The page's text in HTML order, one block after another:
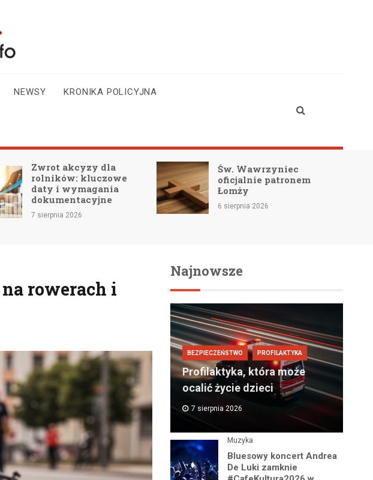
NEWSY KRONIKA POLICYJNA
Zwrot akcyzy dla
rolników: kluczowe
daty i wymagania
dokumentacyjne
7 sierpnia 2026
Św. Wawrzyniec
oficjalnie patronem
Łomży
6 sierpnia 2026
rowerach i
Najnowsze
BEZPIECZEŃSTWO PROFILAKTYKA
Profilaktyka, która może
ocalić życie dzieci
7 sierpnia 2026
Muzyka
Bluesowy koncert Andrea
De Luki zamknie